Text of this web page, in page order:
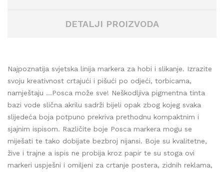
DETALJI PROIZVODA
Najpoznatija svjetska linija markera za hobi i slikanje. Izrazite
svoju kreativnost crtajući i pišući po odjeći, torbicama,
namještaju …Posca može sve! Neškodljiva pigmentna tinta
bazi vode slična akrilu sadrži bijeli opak zbog kojeg svaka
slijedeća boja potpuno prekriva prethodnu kompaktnim i
sjajnim ispisom. Različite boje Posca markera mogu se
miješati te tako dobijate bezbroj nijansi. Boje su kvalitetne,
žive i trajne a ispis ne probija kroz papir te su stoga ovi
markeri uspješni i omiljeni za crtanje postera, zidnih reklama,